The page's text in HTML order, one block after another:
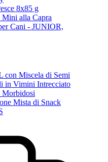
8x85 g
alla Capra
Cani - JUNIOR,
con Miscela di Semi
in Vimini Intrecciato
Morbidosi
Mista di Snack